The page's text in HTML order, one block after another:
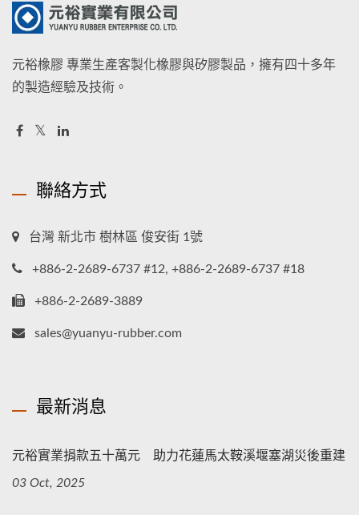
元裕橡膠 專業生產客製化橡膠與矽膠製品，擁有四十多年
的製造經驗及技術。
聯絡方式
台灣 新北市 樹林區 俊安街 1號
+886-2-2689-6737 #12, +886-2-2689-6737 #18
+886-2-2689-3889
sales@yuanyu-rubber.com
最新消息
元裕實業捐款五十萬元 助力花蓮馬太鞍溪堰塞湖災後重建
03 Oct, 2025